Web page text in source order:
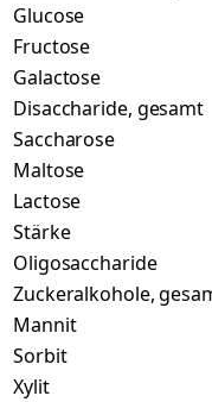
Glucose
Fructose
Galactose
Disaccharide, gesamt
Saccharose
Maltose
Lactose
Stärke
Oligosaccharide
Zuckeralkohole,
Mannit
Sorbit
Xylit